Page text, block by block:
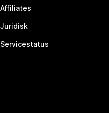
Affiliates
Juridisk
Servicestatus